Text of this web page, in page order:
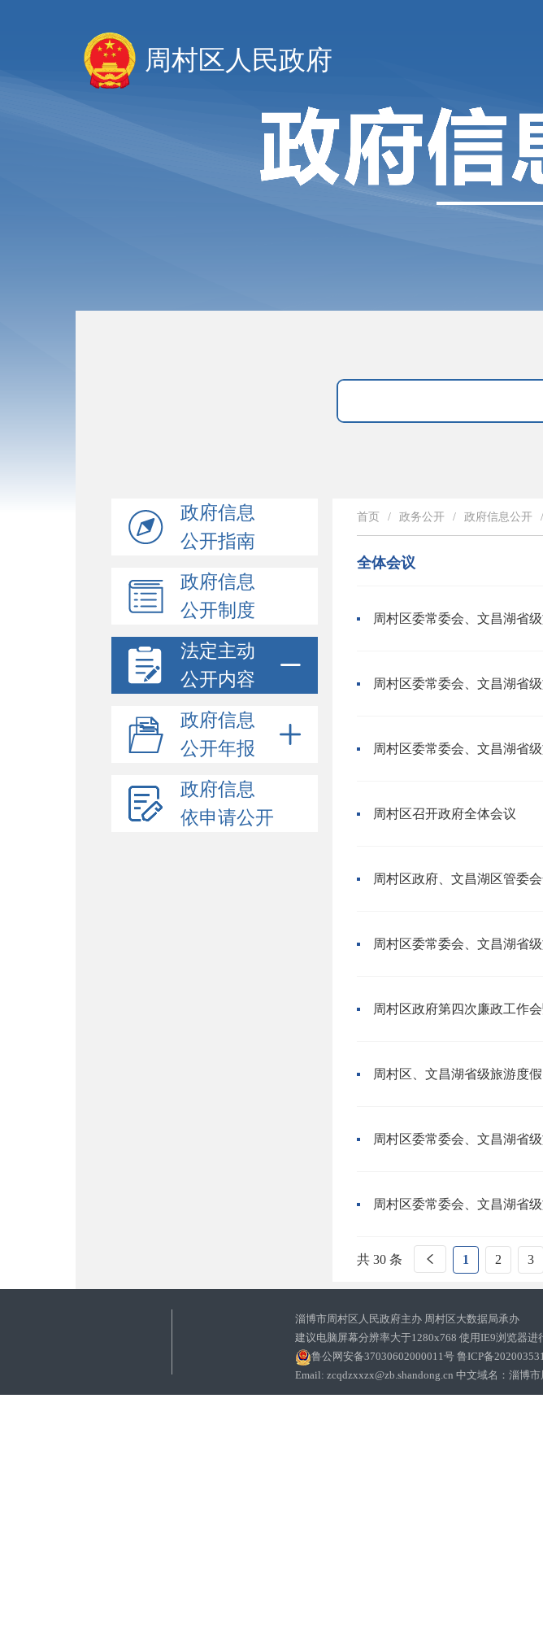
周村区人民政府
政府信息
公开指南
政府信息
公开制度
法定主动
公开内容
政府信息
公开年报
政府信息
依申请公开
首页 / 政务公开 / 政府信息公开 /
全体会议
周村区委常委会、文昌湖省
周村区委常委会、文昌湖省
周村区委常委会、文昌湖省
周村区召开政府全体会议
周村区政府、文昌湖区管委
周村区委常委会、文昌湖省
周村区政府第四次廉政工作
周村区、文昌湖省级旅游度
周村区委常委会、文昌湖省
周村区委常委会、文昌湖省
共 30 条 1 2 3
淄博市周村区人民政府主办 周村区大数据局承办
建议电脑屏幕分辨率大于1280x768 使用IE9浏览器进
鲁公网安备37030602000011号 鲁ICP备
Email: zcqdzxxzx@zb.shandong.cn 中文域名：淄博